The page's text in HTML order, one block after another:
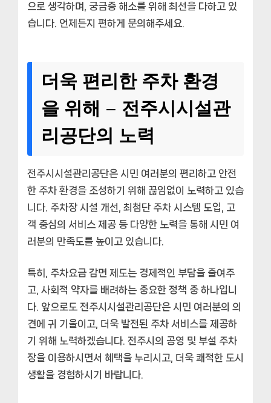
으로 생각하며, 궁금증 해소를 위해 최선을 다하고 있
습니다. 언제든지 편하게 문의해주세요.
더욱 편리한 주차 환경
을 위해 – 전주시시설관
리공단의 노력
전주시시설관리공단은 시민 여러분의 편리하고 안전
한 주차 환경을 조성하기 위해 끊임없이 노력하고 있습
니다. 주차장 시설 개선, 최첨단 주차 시스템 도입, 고
객 중심의 서비스 제공 등 다양한 노력을 통해 시민 여
러분의 만족도를 높이고 있습니다.
특히, 주차요금 감면 제도는 경제적인 부담을 줄여주
고, 사회적 약자를 배려하는 중요한 정책 중 하나입니
다. 앞으로도 전주시시설관리공단은 시민 여러분의 의
견에 귀 기울이고, 더욱 발전된 주차 서비스를 제공하
기 위해 노력하겠습니다. 전주시의 공영 및 부설 주차
장을 이용하시면서 혜택을 누리시고, 더욱 쾌적한 도시
생활을 경험하시기 바랍니다.